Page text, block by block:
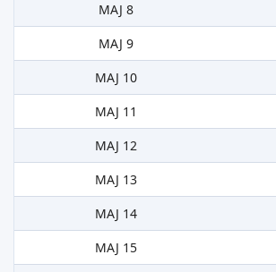
MAJ 8
MAJ 9
MAJ 10
MAJ 11
MAJ 12
MAJ 13
MAJ 14
MAJ 15